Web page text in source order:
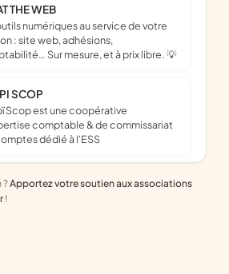
THE WEB
: site web, adhésions,
Sur mesure, et à prix libre. 💡
SCOP
comptable & de commissariat
dédié à l'ESS
?Apportez votre soutien aux associations
!